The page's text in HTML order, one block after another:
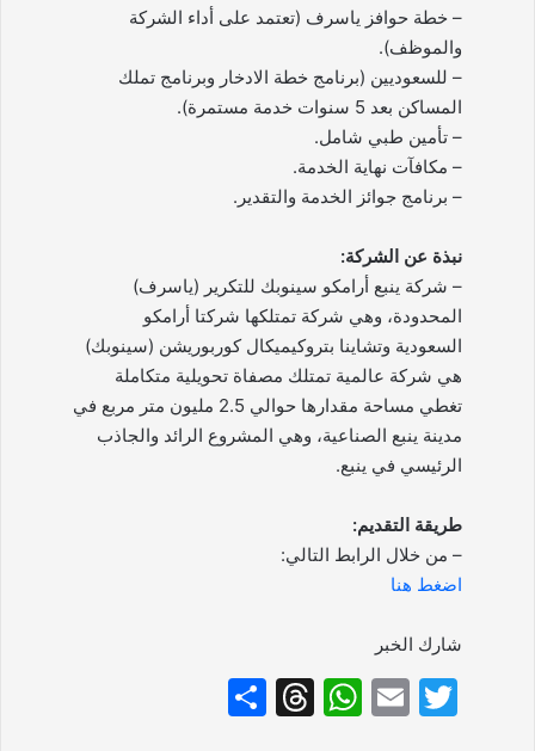
– خطة حوافز ياسرف (تعتمد على أداء الشركة
والموظف).
– للسعوديين (برنامج خطة الادخار وبرنامج تملك
المساكن بعد 5 سنوات خدمة مستمرة).
– تأمين طبي شامل.
– مكافآت نهاية الخدمة.
– برنامج جوائز الخدمة والتقدير.
نبذة عن الشركة:
– شركة ينبع أرامكو سينوبك للتكرير (ياسرف)
المحدودة، وهي شركة تمتلكها شركتا أرامكو
السعودية وتشاينا بتروكيميكال كوربوريشن (سينوبك)
هي شركة عالمية تمتلك مصفاة تحويلية متكاملة
تغطي مساحة مقدارها حوالي 2.5 مليون متر مربع في
مدينة ينبع الصناعية، وهي المشروع الرائد والجاذب
الرئيسي في ينبع.
طريقة التقديم:
– من خلال الرابط التالي:
اضغط هنا
شارك الخبر
T
E
W
T